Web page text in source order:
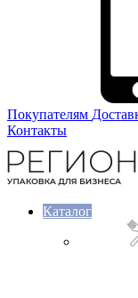
Покупателям
Контакты
Каталог